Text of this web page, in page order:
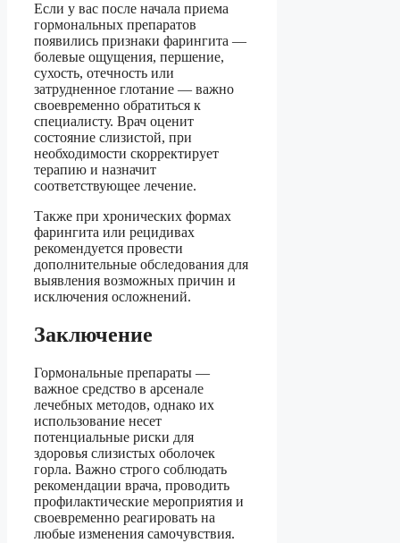
Если у вас после начала приема
гормональных препаратов
появились признаки фарингита —
болевые ощущения, першение,
сухость, отечность или
затрудненное глотание — важно
своевременно обратиться к
специалисту. Врач оценит
состояние слизистой, при
необходимости скорректирует
терапию и назначит
соответствующее лечение.
Также при хронических формах
фарингита или рецидивах
рекомендуется провести
дополнительные обследования для
выявления возможных причин и
исключения осложнений.
Заключение
Гормональные препараты —
важное средство в арсенале
лечебных методов, однако их
использование несет
потенциальные риски для
здоровья слизистых оболочек
горла. Важно строго соблюдать
рекомендации врача, проводить
профилактические мероприятия и
своевременно реагировать на
любые изменения самочувствия.